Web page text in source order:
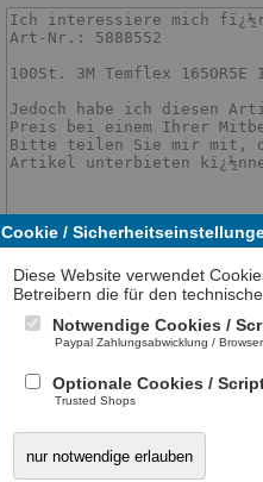
Cookie /
Diese Website verwendet
Betreibern die für den
Notwendige Cookies /
Paypal Zahlungsabwicklung /
Optionale Cookies /
Trusted Shops
nur notwendige erlauben
Mit * gekennzeichnete Felder sind Pflichtfelder.